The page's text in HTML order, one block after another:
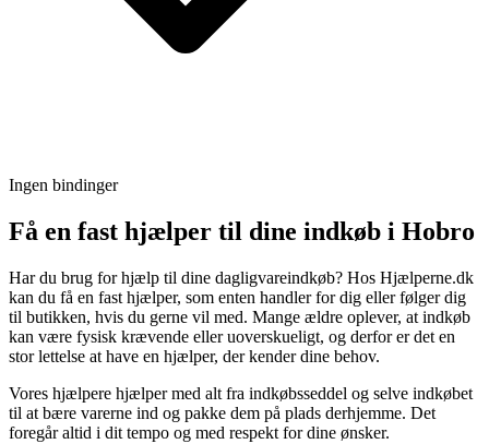
Ingen bindinger
Få en fast hjælper til dine indkøb i Hobro
Har du brug for hjælp til dine dagligvareindkøb? Hos Hjælperne.dk
kan du få en fast hjælper, som enten handler for dig eller følger dig
til butikken, hvis du gerne vil med. Mange ældre oplever, at indkøb
kan være fysisk krævende eller uoverskueligt, og derfor er det en
stor lettelse at have en hjælper, der kender dine behov.
Vores hjælpere hjælper med alt fra indkøbsseddel og selve indkøbet
til at bære varerne ind og pakke dem på plads derhjemme. Det
foregår altid i dit tempo og med respekt for dine ønsker.